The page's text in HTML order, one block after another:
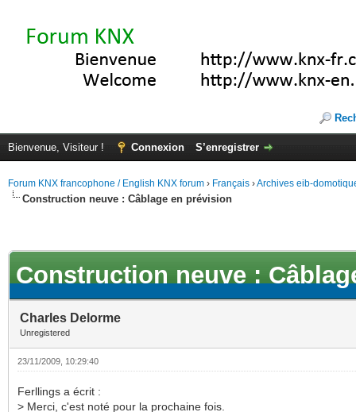
Bienvenue, Visiteur ! Connexion S’enregistrer
Forum KNX francophone / English KNX forum › Français ›Archives eib-
Construction neuve : Câblage en prévision
Construction neuve :
Charles Delorme
Unregistered
23/11/2009, 10:29:40
Ferllings a écrit :
> Merci, c'est noté pour la prochaine fois.